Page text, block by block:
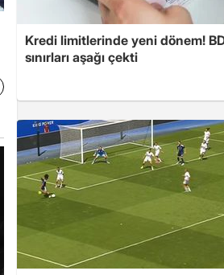
Kredi limitlerinde yeni dönem!
sınırları aşağı çekti